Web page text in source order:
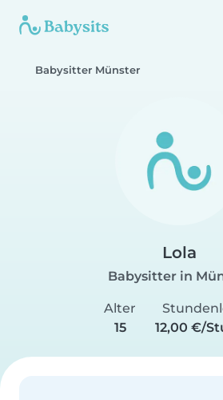
Babysitter Münster
Lola
Babysitter in
Alter
15
12,00 €/